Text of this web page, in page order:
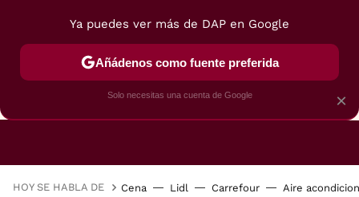
FREIDORAS DE AIRE GUÍAS DE
HOY SE HABLA DE Cena Lidl Carrefour Aire
×
Ya puedes ver más de DAP en Google
Añádenos como fuente preferida
Solo necesitas una cuenta de Google